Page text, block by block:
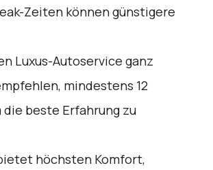
Zeiten können günstigere
Luxus-Autoservice ganz
mindestens 12
die beste Erfahrung zu
höchsten Komfort,